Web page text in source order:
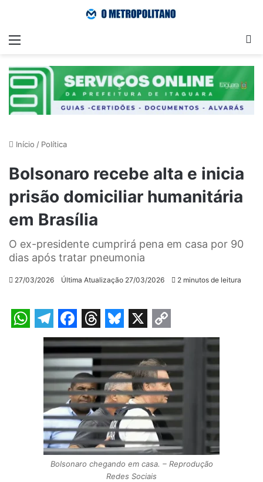
Menu
Início / Política
Bolsonaro recebe alta e inicia
prisão domiciliar humanitária
em Brasília
O ex-presidente cumprirá pena em casa por 90
dias após tratar pneumonia
27/03/2026 Última Atualização 27/03/2026 2 minutos de leitura
T
e
e
g
a
m
F
a
c
e
b
o
o
k
T
h
r
e
a
d
s
B
l
u
e
s
k
y
X C
o
p
y
L
i
n
k
Bolsonaro chegando em casa. – Reprodução
Redes Sociais